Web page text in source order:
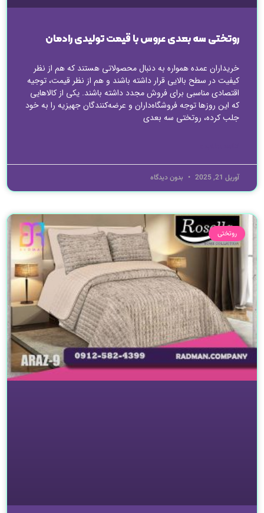
روتختی سه بعدی عروس با قیمت تولیدی رادمان
خریداران عمده همواره به دنبال محصولاتی هستند که هم از نظر
کیفیت در سطح بالایی قرار داشته باشند و هم از نظر قیمت، توجیه
اقتصادی مناسبی برای فروش مجدد داشته باشند. یکی از کالاهایی
که این روزها توجه فروشگاه‌داران و عرضه‌کنندگان جهیزیه را به خود
جلب کرده، روتختی سه بعدی
آوریل 21, 2025 بدون دیدگاه
روتختی